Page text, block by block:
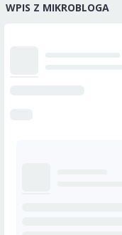
WPIS Z MIKROBLOGA